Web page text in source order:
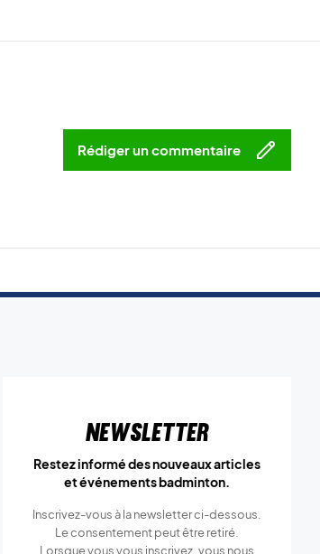
Rédiger un commentaire
Newsletter
Restez informé des nouveaux articles
et événements badminton.
Inscrivez-vous à la newsletter ci-dessous.
Le consentement peut être retiré.
Lorsque vous vous inscrivez, vous nous